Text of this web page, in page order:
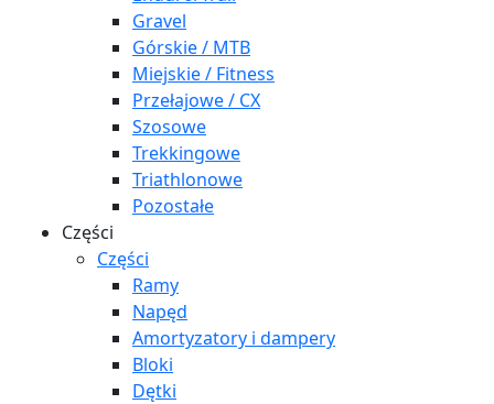
Gravel
Górskie / MTB
Miejskie / Fitness
Przełajowe / CX
Szosowe
Trekkingowe
Triathlonowe
Pozostałe
Części
Części
Ramy
Napęd
Amortyzatory i dampery
Bloki
Dętki